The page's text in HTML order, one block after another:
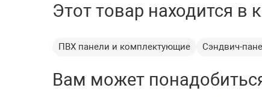
Этот товар находится в
ПВХ панели и комплектующие Сэндвич-
Вам может